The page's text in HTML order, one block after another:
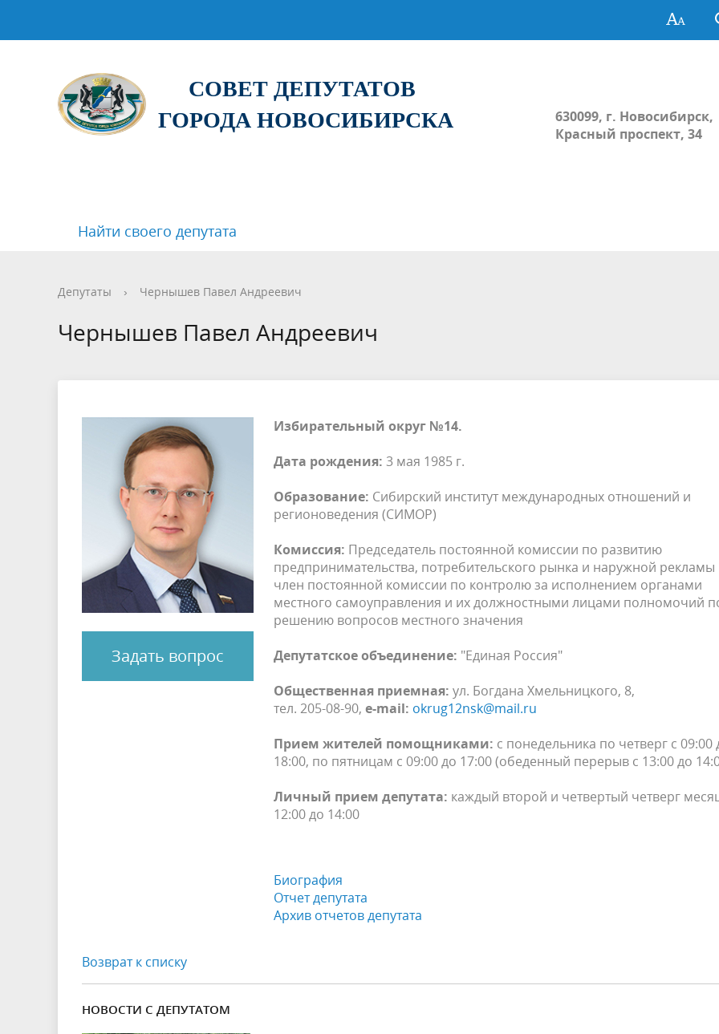
СОВЕТ ДЕПУТАТОВ
ГОРОДА НОВОСИБИРСКА
630099, г. Новосибирск,
Красный проспект, 34
Найти своего депутата
Депутаты › Чернышев Павел Андреевич
Чернышев Павел Андреевич
Задать вопрос
Избирательный округ №14.
Дата рождения: 3 мая 1985 г.
Образование: Сибирский институт международных отношений и
регионоведения (СИМОР)
Комиссия: Председатель постоянной комиссии по развитию
предпринимательства, потребительского рынка и наружной рекламы
член постоянной комиссии по контролю за исполнением органами
местного самоуправления и их должностными лицами полномочий
решению вопросов местного значения
Депутатское объединение: "Единая Россия"
Общественная приемная: ул. Богдана Хмельницкого, 8,
тел. 205-08-90, e-mail: okrug12nsk@mail.ru
Прием жителей помощниками: с понедельника по четверг с 09:00
18:00, по пятницам с 09:00 до 17:00 (обеденный перерыв с 13:00 до
Личный прием депутата: каждый второй и четвертый четверг
12:00 до 14:00
Биография
Отчет депутата
Архив отчетов депутата
Возврат к списку
НОВОСТИ С ДЕПУТАТОМ